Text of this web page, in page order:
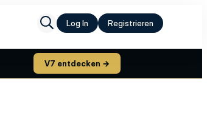
Log In Registrieren
V7 entdecken →